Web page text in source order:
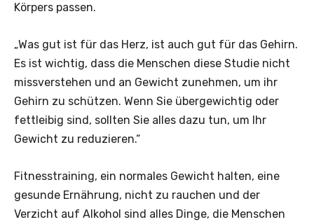
Körpers passen.
„Was gut ist für das Herz, ist auch gut für das Gehirn.
Es ist wichtig, dass die Menschen diese Studie nicht
missverstehen und an Gewicht zunehmen, um ihr
Gehirn zu schützen. Wenn Sie übergewichtig oder
fettleibig sind, sollten Sie alles dazu tun, um Ihr
Gewicht zu reduzieren.“
Fitnesstraining, ein normales Gewicht halten, eine
gesunde Ernährung, nicht zu rauchen und der
Verzicht auf Alkohol sind alles Dinge, die Menschen